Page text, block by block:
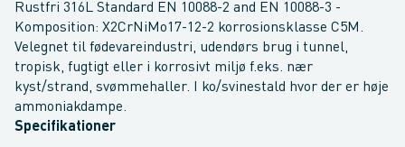
Rustfri 316L Standard EN 10088-2 and EN 10088-3 -
Komposition: X2CrNiMo17-12-2 korrosionsklasse C5M.
Velegnet til fødevareindustri, udendørs brug i tunnel,
tropisk, fugtigt eller i korrosivt miljø f.eks. nær
kyst/strand, svømmehaller. I ko/svinestald hvor der er høje
ammoniakdampe.
Specifikationer